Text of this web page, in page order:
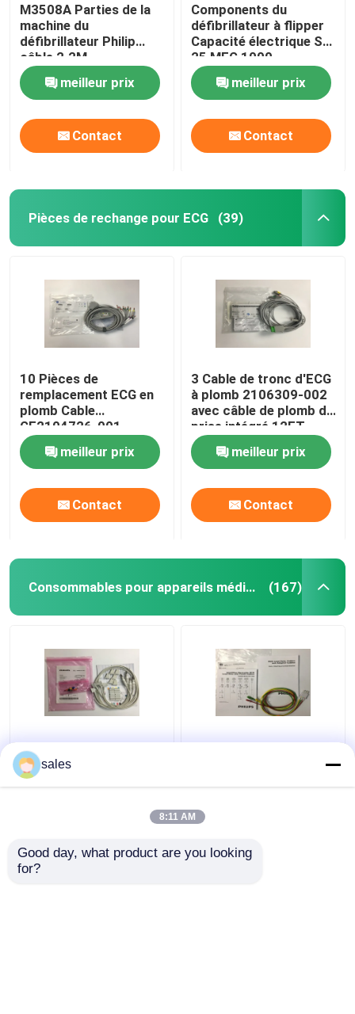
M3508A Parties de la
machine du
défibrillateur Philip
câble 2.2M
989803197111
meilleur prix
Contact
Components du
défibrillateur à flipper
Capacité électrique SP
25 MEG 1000
453564222111-B
meilleur prix
Contact
Pièces de rechange pour ECG (39)
10 Pièces de
remplacement ECG en
plomb Cable
GE2104726-001
Norme UE
meilleur prix
Contact
3 Cable de tronc d'ECG
à plomb 2106309-002
avec câble de plomb de
prise intégré 12FT
meilleur prix
Contact
Consommables pour appareils médicaux (167)
989803151761
Consommables pour
appareils médicaux 4
de patient TC50 Phlip
M1674A Ensemble de
médical
sales
8:11 AM
Good day, what product are you looking
for?